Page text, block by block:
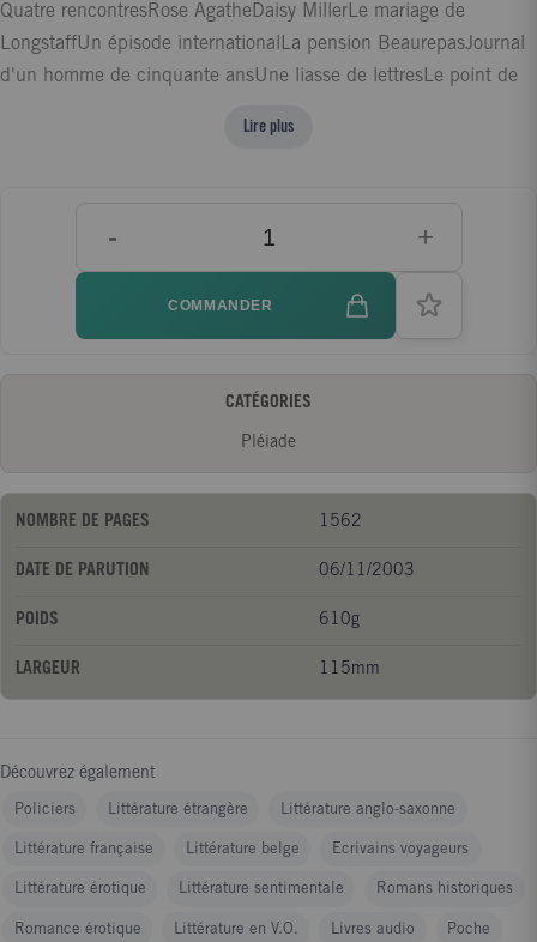
Quatre rencontresRose AgatheDaisy MillerLe mariage de
LongstaffUn épisode internationalLa pension BeaurepasJournal
d'un homme de cinquante ansUne liasse de lettresLe point de
BarberinaL'auteur de « Beltraffio »PandoraLes bonnes raisons
menteurL'avertissement des temps modernes. Traductions par
Marie-Françoise Cachin, Annick Duperray, Evelyne Labbé,
François-Xavier Jaujard, Aurélie Guillain, Diane de Margerie,
Marie-Rita Micalet, Catherine Pappo-Musard, Christine Savinel
Lire plus
- +
COMMANDER
CATÉGORIES
Pléiade
NOMBRE DE PAGES 1562
DATE DE PARUTION 06/11/2003
POIDS 610g
LARGEUR 115mm
Découvrez également
Policiers Littérature étrangère Littérature anglo-saxonne
Littérature française Littérature belge Ecrivains voyageurs
Littérature érotique Littérature sentimentale Romans historiques
Romance érotique Littérature en V.O. Livres audio Poche